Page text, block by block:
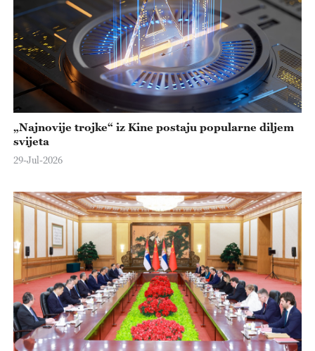
„Najnovije trojke“ iz Kine postaju popularne diljem
svijeta
29-Jul-2026